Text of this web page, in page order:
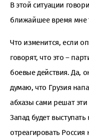
В этой ситуации
ближайшее время мне
Что изменится, если
говорят, что это –
боевые действия. Да,
думаю, что Грузия
абхазы сами решат
Запад будет
отреагировать Россия